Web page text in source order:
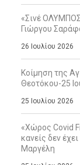
«Σινέ
Γιώργου
26 Ιουλίου 2026
Κοίμηση της
Θεοτόκου-25
25 Ιουλίου 2026
«Χώρος Covid
κανείς δεν
Μαργέλη